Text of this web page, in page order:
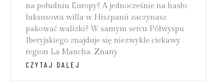
na południu Europy? A jednocześnie na hasło
luksusowa willa w Hiszpanii zaczynasz
pakować walizki? W samym sercu Półwyspu
Iberyjskiego znajduje się niezwykle ciekawy
region La Mancha. Znany
CZYTAJ DALEJ